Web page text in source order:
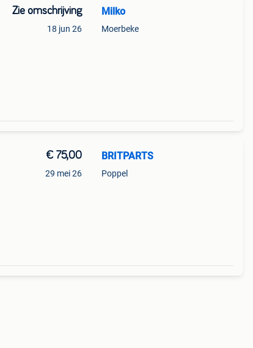
Zie omschrijving
18 jun 26
Milko
Moerbeke
€ 75,00
29 mei 26
BRITPARTS
Poppel